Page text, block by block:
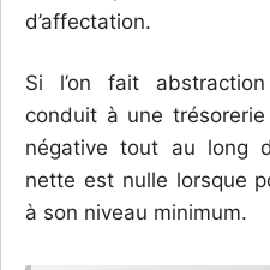
d’affectation.
Si l’on fait
conduit à une
négative tout au long
nette est nulle lorsque
à son niveau minimum.